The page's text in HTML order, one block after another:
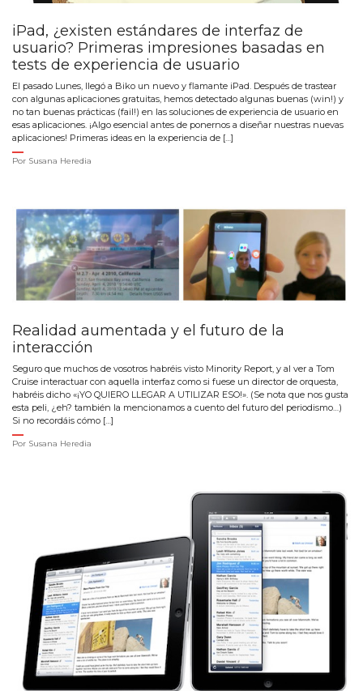
iPad, ¿existen estándares de interfaz de
usuario? Primeras impresiones basadas en
tests de experiencia de usuario
El pasado Lunes, llegó a Biko un nuevo y flamante iPad. Después de trastear
con algunas aplicaciones gratuitas, hemos detectado algunas buenas (win!) y
no tan buenas prácticas (fail!) en las soluciones de experiencia de usuario en
esas aplicaciones. ¡Algo esencial antes de ponernos a diseñar nuestras nuevas
aplicaciones! Primeras ideas en la experiencia de […]
Por Susana Heredia
Realidad aumentada y el futuro de la
interacción
Seguro que muchos de vosotros habréis visto Minority Report, y al ver a Tom
Cruise interactuar con aquella interfaz como si fuese un director de orquesta,
habréis dicho «¡YO QUIERO LLEGAR A UTILIZAR ESO!». (Se nota que nos gusta
esta peli, ¿eh? también la mencionamos a cuento del futuro del periodismo…)
Si no recordáis cómo […]
Por Susana Heredia